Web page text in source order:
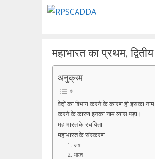
महाभारत का प्रथम,
अनुक्रम
वेदों का विभाग करने के कारण ही इसका
करने के कारण इनका नाम व्यास पड़ा।
महाभारत के रचयिता
महाभारत के संस्करण
1. जय
2. भारत